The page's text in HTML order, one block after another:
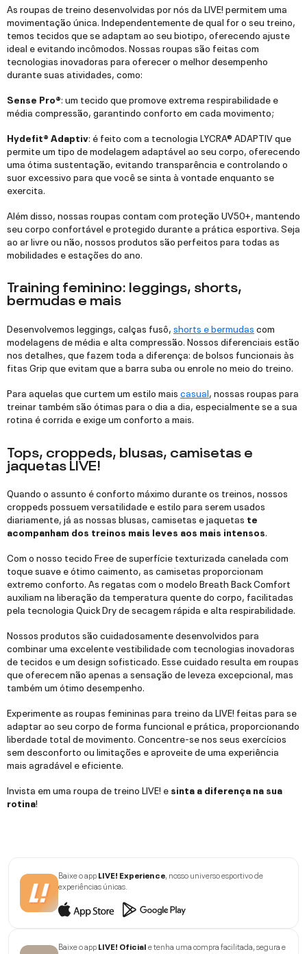
As roupas de treino desenvolvidas por nós da LIVE! permitem uma
movimentação única. Independentemente de qual for o seu treino,
temos tecidos que se adaptam ao seu biotipo, oferecendo ajuste
ideal e evitando incômodos. Nossas roupas são feitas com
tecnologias inovadoras para oferecer o melhor desempenho
durante suas atividades, como:
Sense Pro®: um tecido que promove extrema respirabilidade e
média compressão, garantindo conforto em cada movimento;
Hydefit® Adaptiv: é feito com a tecnologia LYCRA® ADAPTIV que
permite um tipo de modelagem adaptável ao seu corpo, oferecendo
uma ótima sustentação, evitando transparência e controlando o
suor excessivo para que você se sinta à vontade enquanto se
exercita.
Além disso, nossas roupas contam com proteção UV50+, mantendo
seu corpo confortável e protegido durante a prática esportiva. Seja
ao ar livre ou não, nossos produtos são perfeitos para todas as
mobilidades e estações do ano.
Training feminino: leggings, shorts,
bermudas e mais
Desenvolvemos leggings, calças fusô, shorts e bermudas com
modelagens de média e alta compressão. Nossos diferenciais estão
nos detalhes, que fazem toda a diferença: de bolsos funcionais às
fitas Grip que evitam que a barra suba ou enrole no meio do treino.
Para aquelas que curtem um estilo mais casual, nossas roupas para
treinar também são ótimas para o dia a dia, especialmente se a sua
rotina é corrida e exige um conforto a mais.
Tops, croppeds, blusas, camisetas e
jaquetas LIVE!
Quando o assunto é conforto máximo durante os treinos, nossos
croppeds possuem versatilidade e estilo para serem usados
diariamente, já as nossas blusas, camisetas e jaquetas te
acompanham dos treinos mais leves aos mais intensos.
Com o nosso tecido Free de superfície texturizada canelada com
toque suave e ótimo caimento, as camisetas proporcionam
extremo conforto. As regatas com o modelo Breath Back Comfort
auxiliam na liberação da temperatura quente do corpo, facilitadas
pela tecnologia Quick Dry de secagem rápida e alta respirabilidade.
Nossos produtos são cuidadosamente desenvolvidos para
combinar uma excelente vestibilidade com tecnologias inovadoras
de tecidos e um design sofisticado. Esse cuidado resulta em roupas
que oferecem não apenas a sensação de leveza excepcional, mas
também um ótimo desempenho.
Experimente as roupas femininas para treino da LIVE! feitas para se
adaptar ao seu corpo de forma funcional e prática, proporcionando
liberdade total de movimento. Concentre-se nos seus exercícios
sem desconforto ou limitações e aproveite de uma experiência
mais agradável e eficiente.
Invista em uma roupa de treino LIVE! e sinta a diferença na sua
rotina!
Baixe o appLIVE! Experience, nosso universo esportivo de
experiências únicas.
Baixe o appLIVE! Oficiale tenha uma compra facilitada, segura e